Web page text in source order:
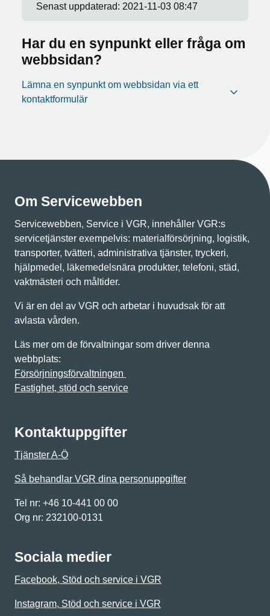
Senast uppdaterad: 2021-11-03 08:47
Har du en synpunkt eller fråga om
webbsidan?
Lämna en synpunkt om webbsidan via ett
kontaktformulär
Om Servicewebben
Servicewebben, Service i VGR, innehåller VGR:s
servicetjänster exempelvis: materialförsörjning, logistik,
transporter, tvätteri, administrativa tjänster, tryckeri,
hjälpmedel, läkemedelsnära produkter, telefoni, städ,
vaktmästeri och måltider.
Vi är en del av VGR och arbetar i huvudsak för att
avlasta vården.
Läs mer om de förvaltningar som driver denna
webbplats:
Försörjningsförvaltningen
Fastighet, stöd och service
Kontaktuppgifter
Tjänster A-Ö
Så behandlar VGR dina personuppgifter
Tel nr: +46 10-441 00 00
Org nr: 232100-0131
Sociala medier
Facebook, Stöd och service i VGR
Instagram, Stöd och service i VGR